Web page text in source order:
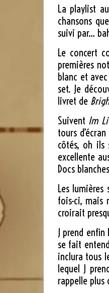
La playlist
chansons
suivi par…
Le concert
premières
blanc et
set. Je
livret de
Suivent Im
tours
côtés, oh ils
excellente
Docs
Les
fois-ci, mais
croirait
J prend
se fait
inclura tous
lequel J
rappelle plus